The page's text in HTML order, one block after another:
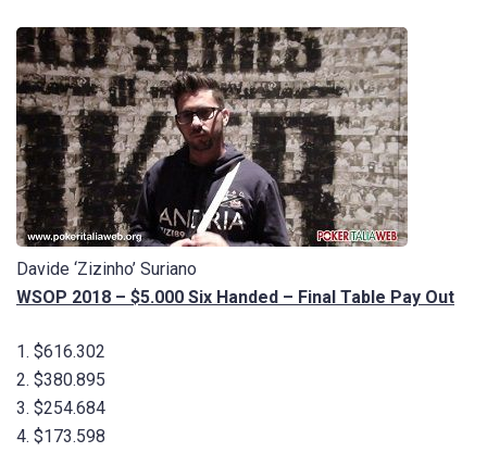
Davide ‘Zizinho’ Suriano
WSOP 2018 – $5.000 Six Handed – Final Table Pay Out
1. $616.302
2. $380.895
3. $254.684
4. $173.598